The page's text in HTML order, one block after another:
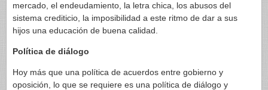
mercado, el endeudamiento, la letra chica, los abusos del
sistema crediticio, la imposibilidad a este ritmo de dar a sus
hijos una educación de buena calidad.
Política de diálogo
Hoy más que una política de acuerdos entre gobierno y
oposición, lo que se requiere es una política de diálogo y